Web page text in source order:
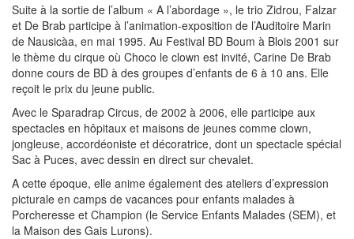
Suite à la sortie de l’album « A l’abordage », le trio Zidrou, Falzar
et De Brab participe à l’animation-exposition de l’Auditoire Marin
de Nausicàa, en mai 1995. Au Festival BD Boum à Blois 2001 sur
le thème du cirque où Choco le clown est invité, Carine De Brab
donne cours de BD à des groupes d’enfants de 6 à 10 ans. Elle
reçoit le prix du jeune public.
Avec le Sparadrap Circus, de 2002 à 2006, elle participe aux
spectacles en hôpitaux et maisons de jeunes comme clown,
jongleuse, accordéoniste et décoratrice, dont un spectacle spécial
Sac à Puces, avec dessin en direct sur chevalet.
A cette époque, elle anime également des ateliers d’expression
picturale en camps de vacances pour enfants malades à
Porcheresse et Champion (le Service Enfants Malades (SEM), et
la Maison des Gais Lurons).